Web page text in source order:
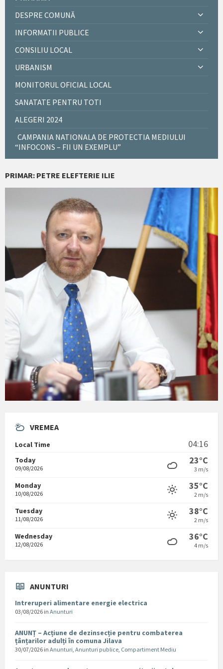
DESPRE COMUNĂ
INFORMATII PUBLICE
CONSILIU LOCAL
URBANISM
MONITORUL OFICIAL LOCAL
SANATATE PENTRU TOTI
ALEGERI 2024
CAMPANIA NATIONALA DE PROTECTIA MEDIULUI
“INFOCONS – FII UN EXEMPLU”
PRIMAR: PETRE ELEFTERIE ILIE
VREMEA
Local Time 04:16
Today
09/08/2026
23°C
3 m/s
Monday
10/08/2026
35°C
2 m/s
Tuesday
11/08/2026
38°C
2 m/s
Wednesday
12/08/2026
36°C
4 m/s
ANUNTURI
Intreruperi alimentare energie electrica
03/08/2026 in Anunturi
ANUNȚ – Acțiune de dezinsecție pentru combaterea
țânțarilor adulți în comuna Jilava
30/07/2026 in Anunturi, Anunturi publice, Compartiment Mediu